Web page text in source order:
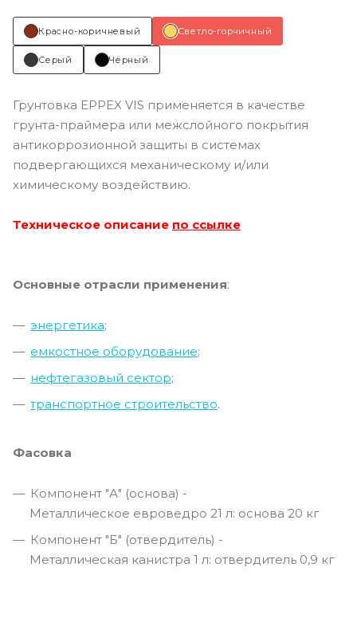
Красно-коричневый Светло-горчичный
Серый Чёрный
Грунтовка EPPEX VIS применяется в качестве
грунта-праймера или межслойного покрытия
антикоррозионной защиты в системах
подвергающихся механическому и/или
химическому воздействию.
Техническое описание по ссылке
Основные отрасли применения:
энергетика;
емкостное оборудование;
нефтегазовый сектор;
транспортное строительство.
Фасовка
Компонент "А" (основа) -
Металлическое евроведро 21 л: основа 20 кг
Компонент "Б" (отвердитель) -
Металлическая канистра 1 л: отвердитель 0,9 кг